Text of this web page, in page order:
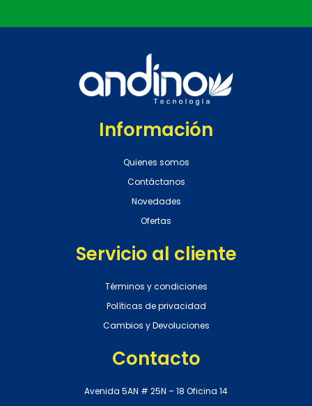
Información
Quienes somos
Contáctanos
Novedades
Ofertas
Servicio al cliente
Términos y condiciones
Políticas de privacidad
Cambios y Devoluciones
Contacto
Avenida 5AN # 25N – 18 Oficina 14